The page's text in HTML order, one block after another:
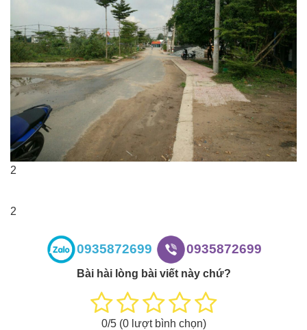
2
2
0935872699 0935872699
Bài hài lòng bài viết này chứ?
0/5 (0lượt bình chọn)